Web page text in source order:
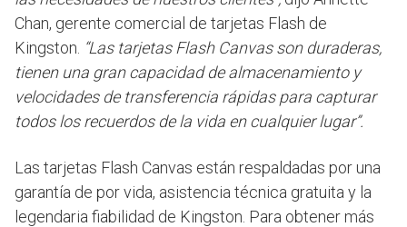
Chan, gerente comercial de tarjetas Flash de
Kingston. “Las tarjetas Flash Canvas son duraderas,
tienen una gran capacidad de almacenamiento y
velocidades de transferencia rápidas para capturar
todos los recuerdos de la vida en cualquier lugar”.
Las tarjetas Flash Canvas están respaldadas por una
garantía de por vida, asistencia técnica gratuita y la
legendaria fiabilidad de Kingston. Para obtener más